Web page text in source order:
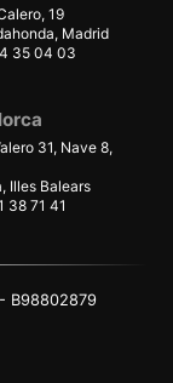
19
Madrid
35 04 03
31, Nave 8,
Illes Balears
38 71 41
B98802879